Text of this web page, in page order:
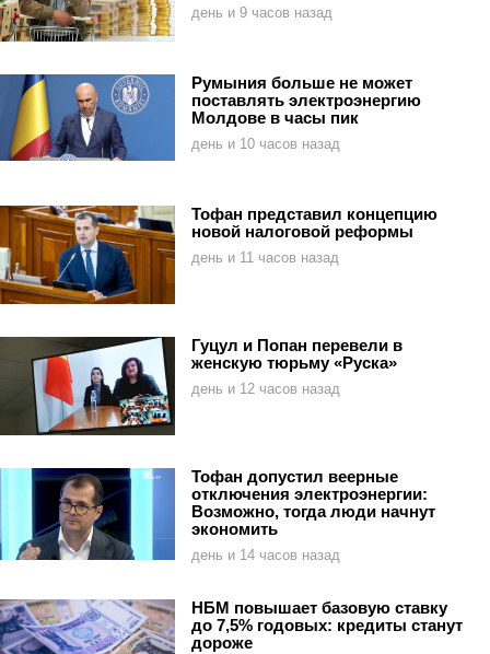
день и 9 часов назад
Румыния больше не может
поставлять электроэнергию
Молдове в часы пик
день и 10 часов назад
Тофан представил концепцию
новой налоговой реформы
день и 11 часов назад
Гуцул и Попан перевели в
женскую тюрьму «Руска»
день и 12 часов назад
Тофан допустил веерные
отключения электроэнергии:
Возможно, тогда люди начнут
экономить
день и 14 часов назад
НБМ повышает базовую ставку
до 7,5% годовых: кредиты станут
дороже